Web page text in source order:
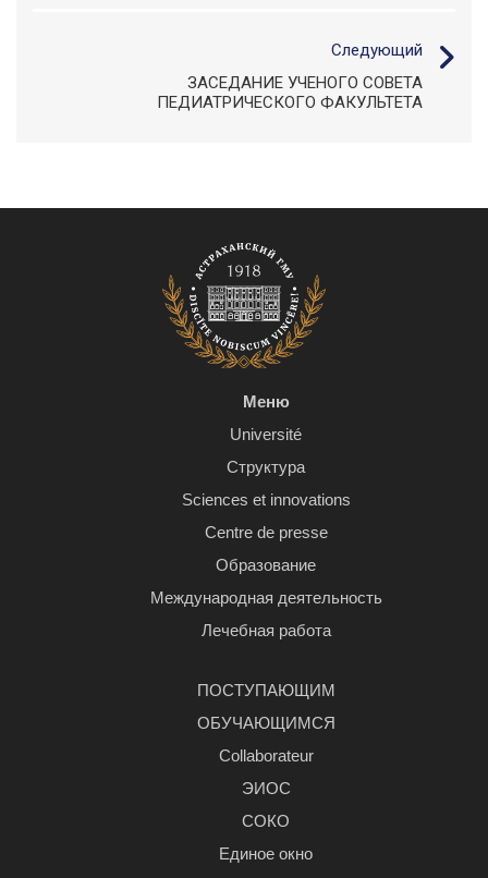
Следующий
ЗАСЕДАНИЕ УЧЕНОГО СОВЕТА
ПЕДИАТРИЧЕСКОГО ФАКУЛЬТЕТА
Меню
Université
Структура
Sciences et innovations
Centre de presse
Образование
Международная деятельность
Лечебная работа
ПОСТУПАЮЩИМ
ОБУЧАЮЩИМСЯ
Сollaborateur
ЭИОС
СОКО
Единое окно